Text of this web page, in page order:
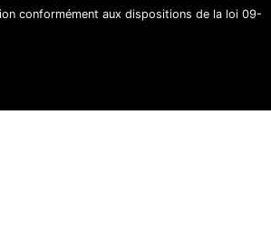
conformément aux dispositions de la loi 09-